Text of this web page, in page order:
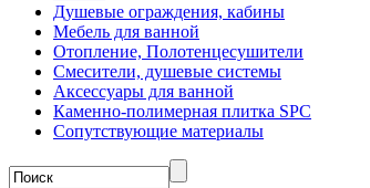
Душевые ограждения, кабины
Мебель для ванной
Отопление, Полотенцесушители
Смесители, душевые системы
Аксессуары для ванной
Каменно-полимерная плитка SPC
Сопутствующие материалы